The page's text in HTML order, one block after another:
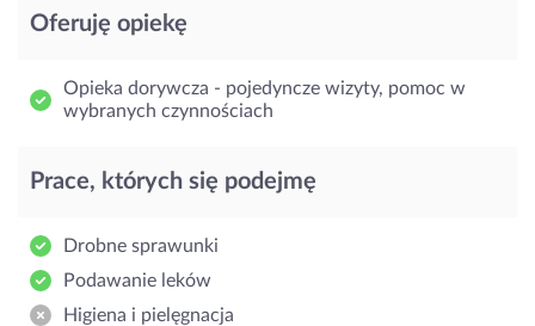
Oferuję opiekę
Opieka dorywcza - pojedyncze wizyty, pomoc w
wybranych czynnościach
Prace, których się podejmę
Drobne sprawunki
Podawanie leków
Higiena i pielęgnacja